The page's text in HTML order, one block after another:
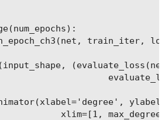
train_iter,
xlim=[1,